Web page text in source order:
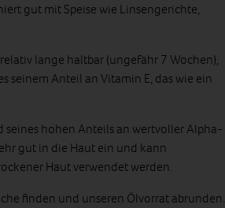
gut mit Speise wie Linsengerichte,
lange haltbar (ungefähr 7 Wochen),
seinem Anteil an Vitamin E, das wie ein
hohen Anteils an wertvoller Alpha-
gut in die Haut ein und kann
Haut verwendet werden.
finden und unseren Ölvorrat abrunden.